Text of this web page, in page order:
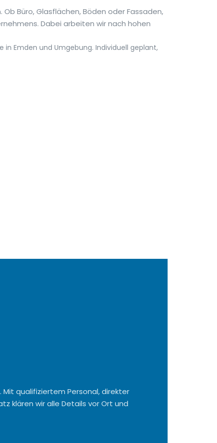
Büro, Glasflächen, Böden oder Fassaden,
Dabei arbeiten wir nach hohen
Emden und Umgebung. Individuell geplant,
qualifiziertem Personal, direkter
klären wir alle Details vor Ort und